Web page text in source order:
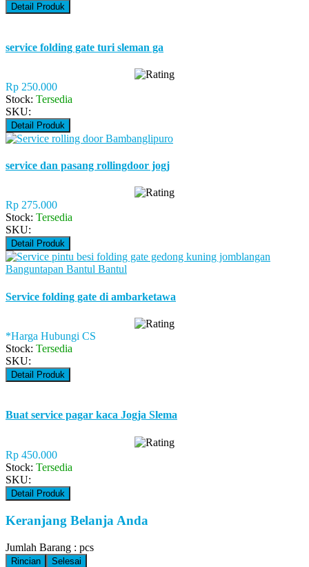
Detail Produk
service folding gate turi sleman ga
Rp 250.000
Stock: Tersedia
SKU:
Detail Produk
service dan pasang rollingdoor jogj
Rp 275.000
Stock: Tersedia
SKU:
Detail Produk
Service folding gate di ambarketawa
*Harga Hubungi CS
Stock: Tersedia
SKU:
Detail Produk
Buat service pagar kaca Jogja Slema
Rp 450.000
Stock: Tersedia
SKU:
Detail Produk
Keranjang Belanja Anda
Jumlah Barang : pcs
Rincian Selesai